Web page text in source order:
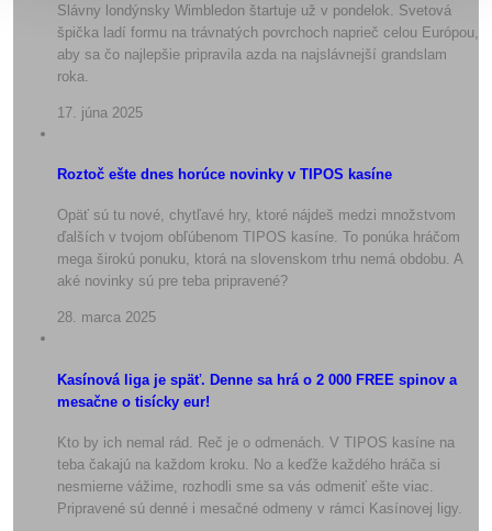
Slávny londýnsky Wimbledon štartuje už v pondelok. Svetová
špička ladí formu na trávnatých povrchoch naprieč celou Európou,
aby sa čo najlepšie pripravila azda na najslávnejší grandslam
roka.
17. júna 2025
Roztoč ešte dnes horúce novinky v TIPOS kasíne
Opäť sú tu nové, chytľavé hry, ktoré nájdeš medzi množstvom
ďalších v tvojom obľúbenom TIPOS kasíne. To ponúka hráčom
mega širokú ponuku, ktorá na slovenskom trhu nemá obdobu. A
aké novinky sú pre teba pripravené?
28. marca 2025
Kasínová liga je späť. Denne sa hrá o 2 000 FREE spinov a
mesačne o tisícky eur!
Kto by ich nemal rád. Reč je o odmenách. V TIPOS kasíne na
teba čakajú na každom kroku. No a keďže každého hráča si
nesmierne vážime, rozhodli sme sa vás odmeniť ešte viac.
Pripravené sú denné i mesačné odmeny v rámci Kasínovej ligy.